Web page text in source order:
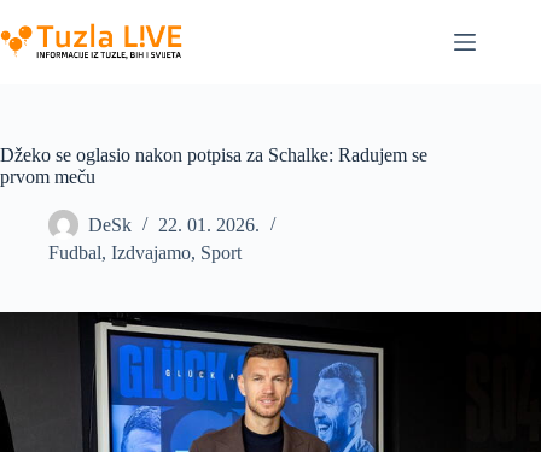
to
content
Džeko se oglasio nakon potpisa za Schalke: Radujem se
prvom meču
DeSk
22. 01. 2026.
Fudbal, Izdvajamo, Sport